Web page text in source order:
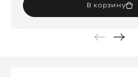
В корзину